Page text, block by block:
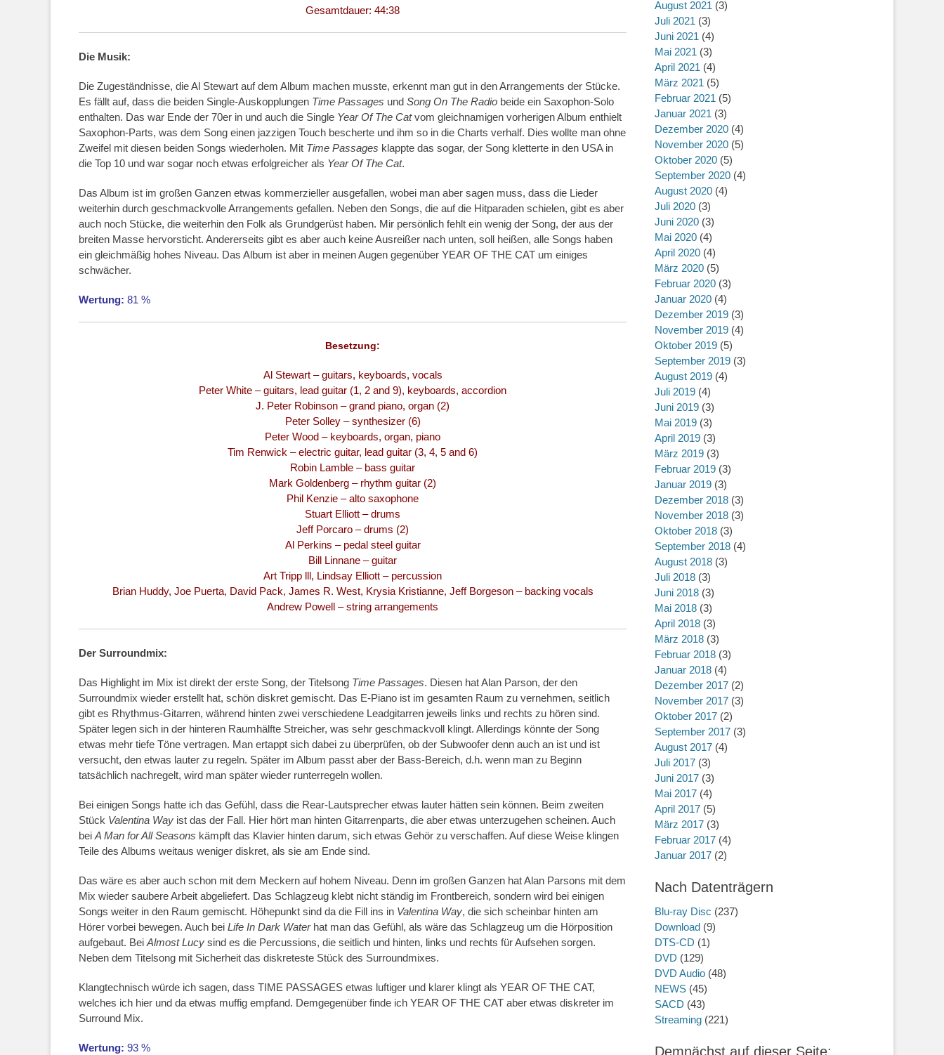
Gesamtdauer: 44:38
Die Musik:
Die Zugeständnisse, die Al Stewart auf dem Album machen musste, erkennt man gut in den Arrangements der Stücke.
Es fällt auf, dass die beiden Single-Auskopplungen Time Passages und Song On The Radio beide ein Saxophon-Solo
enthalten. Das war Ende der 70er in und auch die Single Year Of The Catvom gleichnamigen vorherigen Album enthielt
Saxophon-Parts, was dem Song einen jazzigen Touch bescherte und ihm so in die Charts verhalf. Dies wollte man ohne
Zweifel mit diesen beiden Songs wiederholen. Mit Time Passages klappte das sogar, der Song kletterte in den USA in
die Top 10 und war sogar noch etwas erfolgreicher als Year Of The Cat.
Das Album ist im großen Ganzen etwas kommerzieller ausgefallen, wobei man aber sagen muss, dass die Lieder
weiterhin durch geschmackvolle Arrangements gefallen. Neben den Songs, die auf die Hitparaden schielen, gibt es aber
auch noch Stücke, die weiterhin den Folk als Grundgerüst haben. Mir persönlich fehlt ein wenig der Song, der aus der
breiten Masse hervorsticht. Andererseits gibt es aber auch keine Ausreißer nach unten, soll heißen, alle Songs haben
ein gleichmäßig hohes Niveau. Das Album ist aber in meinen Augen gegenüber YEAR OF THE CAT um einiges
schwächer.
Wertung: 81 %
Besetzung:
Al Stewart – guitars, keyboards, vocals
Peter White – guitars, lead guitar (1, 2 and 9), keyboards, accordion
J. Peter Robinson – grand piano, organ (2)
Peter Solley – synthesizer (6)
Peter Wood – keyboards, organ, piano
Tim Renwick – electric guitar, lead guitar (3, 4, 5 and 6)
Robin Lamble – bass guitar
Mark Goldenberg – rhythm guitar (2)
Phil Kenzie – alto saxophone
Stuart Elliott – drums
Jeff Porcaro – drums (2)
Al Perkins – pedal steel guitar
Bill Linnane – guitar
Art Tripp lll, Lindsay Elliott – percussion
Brian Huddy, Joe Puerta, David Pack, James R. West, Krysia Kristianne, Jeff Borgeson – backing vocals
Andrew Powell – string arrangements
Der Surroundmix:
Das Highlight im Mix ist direkt der erste Song, der Titelsong Time Passages. Diesen hat Alan Parson, der den
Surroundmix wieder erstellt hat, schön diskret gemischt. Das E-Piano ist im gesamten Raum zu vernehmen, seitlich
gibt es Rhythmus-Gitarren, während hinten zwei verschiedene Leadgitarren jeweils links und rechts zu hören sind.
Später legen sich in der hinteren Raumhälfte Streicher, was sehr geschmackvoll klingt. Allerdings könnte der Song
etwas mehr tiefe Töne vertragen. Man ertappt sich dabei zu überprüfen, ob der Subwoofer denn auch an ist und ist
versucht, den etwas lauter zu regeln. Später im Album passt aber der Bass-Bereich, d.h. wenn man zu Beginn
tatsächlich nachregelt, wird man später wieder runterregeln wollen.
Bei einigen Songs hatte ich das Gefühl, dass die Rear-Lautsprecher etwas lauter hätten sein können. Beim zweiten
Stück Valentina Way ist das der Fall. Hier hört man hinten Gitarrenparts, die aber etwas unterzugehen scheinen. Auch
bei A Man for All Seasons kämpft das Klavier hinten darum, sich etwas Gehör zu verschaffen. Auf diese Weise klingen
Teile des Albums weitaus weniger diskret, als sie am Ende sind.
Das wäre es aber auch schon mit dem Meckern auf hohem Niveau. Denn im großen Ganzen hat Alan Parsons mit dem
Mix wieder saubere Arbeit abgeliefert. Das Schlagzeug klebt nicht ständig im Frontbereich, sondern wird bei einigen
Songs weiter in den Raum gemischt. Höhepunkt sind da die Fill ins in Valentina Way, die sich scheinbar hinten am
Hörer vorbei bewegen. Auch bei Life In Dark Waterhat man das Gefühl, als wäre das Schlagzeug um die Hörposition
aufgebaut. Bei Almost Lucy sind es die Percussions, die seitlich und hinten, links und rechts für Aufsehen sorgen.
Neben dem Titelsong mit Sicherheit das diskreteste Stück des Surroundmixes.
Klangtechnisch würde ich sagen, dass TIME PASSAGES etwas luftiger und klarer klingt als YEAR OF THE CAT,
welches ich hier und da etwas muffig empfand. Demgegenüber finde ich YEAR OF THE CAT aber etwas diskreter im
Surround Mix.
Wertung: 93 %
August 2021 (3)
Juli 2021 (3)
Juni 2021 (4)
Mai 2021 (3)
April 2021 (4)
März 2021 (5)
Februar 2021 (5)
Januar 2021 (3)
Dezember 2020 (4)
November 2020 (5)
Oktober 2020 (5)
September 2020 (4)
August 2020 (4)
Juli 2020 (3)
Juni 2020 (3)
Mai 2020 (4)
April 2020 (4)
März 2020 (5)
Februar 2020 (3)
Januar 2020 (4)
Dezember 2019 (3)
November 2019 (4)
Oktober 2019 (5)
September 2019 (3)
August 2019 (4)
Juli 2019 (4)
Juni 2019 (3)
Mai 2019 (3)
April 2019 (3)
März 2019 (3)
Februar 2019 (3)
Januar 2019 (3)
Dezember 2018 (3)
November 2018 (3)
Oktober 2018 (3)
September 2018 (4)
August 2018 (3)
Juli 2018 (3)
Juni 2018 (3)
Mai 2018 (3)
April 2018 (3)
März 2018 (3)
Februar 2018 (3)
Januar 2018 (4)
Dezember 2017 (2)
November 2017 (3)
Oktober 2017 (2)
September 2017 (3)
August 2017 (4)
Juli 2017 (3)
Juni 2017 (3)
Mai 2017 (4)
April 2017 (5)
März 2017 (3)
Februar 2017 (4)
Januar 2017 (2)
Nach Datenträgern
Blu-ray Disc (237)
Download (9)
DTS-CD (1)
DVD (129)
DVD Audio (48)
NEWS (45)
SACD (43)
Streaming (221)
Demnächst auf dieser Seite: